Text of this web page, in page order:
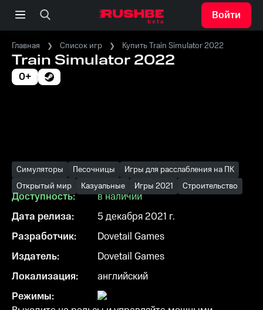
Войти
Главная Список игр Купить Train Simulator 2022
Train Simulator 2022
0+
Симуляторы Песочницы
Игры для расслабления на ПК
Открытый мир
Казуальные Игры 2021 Строительство
Доступность:
в наличии
Дата релиза:
5 декабря 2021 г.
Разработчик:
Dovetail Games
Издатель:
Dovetail Games
Локализация:
английский
Режимы: